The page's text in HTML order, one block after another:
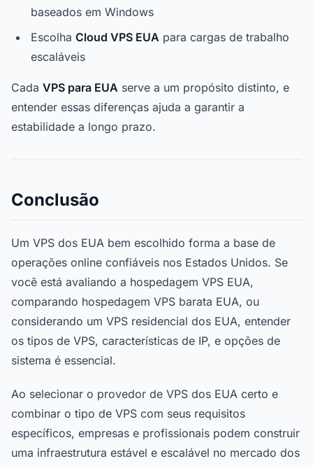
baseados em Windows
Escolha Cloud VPS EUA para cargas de trabalho
escaláveis
Cada VPS para EUA serve a um propósito distinto, e
entender essas diferenças ajuda a garantir a
estabilidade a longo prazo.
Conclusão
Um VPS dos EUA bem escolhido forma a base de
operações online confiáveis nos Estados Unidos. Se
você está avaliando a hospedagem VPS EUA,
comparando hospedagem VPS barata EUA, ou
considerando um VPS residencial dos EUA, entender
os tipos de VPS, características de IP, e opções de
sistema é essencial.
Ao selecionar o provedor de VPS dos EUA certo e
combinar o tipo de VPS com seus requisitos
específicos, empresas e profissionais podem construir
uma infraestrutura estável e escalável no mercado dos